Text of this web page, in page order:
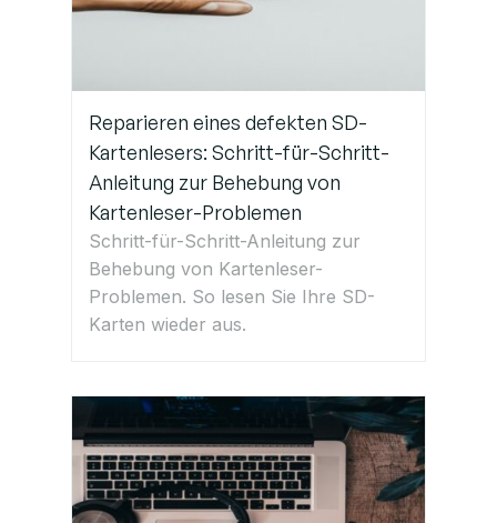
Reparieren eines defekten SD-
Kartenlesers: Schritt-für-Schritt-
Anleitung zur Behebung von
Kartenleser-Problemen
Schritt-für-Schritt-Anleitung zur
Behebung von Kartenleser-
Problemen. So lesen Sie Ihre SD-
Karten wieder aus.